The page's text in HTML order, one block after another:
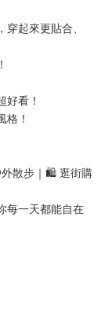
起來更貼合、
看！
！
散步｜🛍️ 逛街購
每一天都能自在